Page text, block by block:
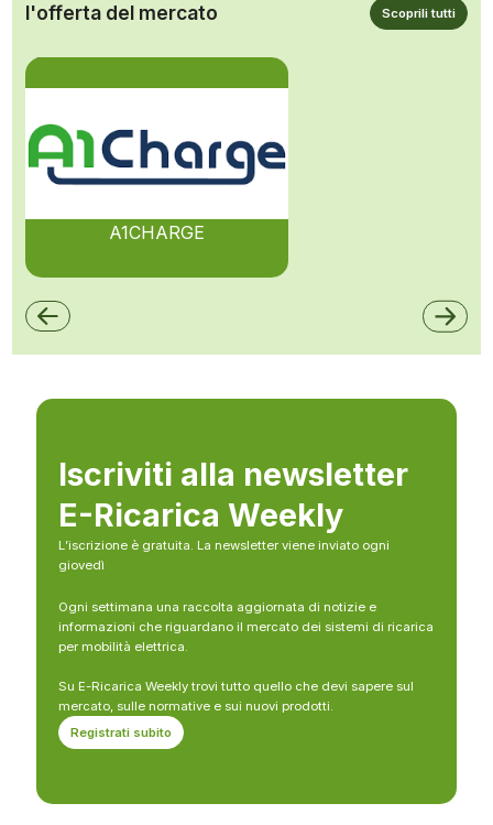
l'offerta del mercato Scoprili tutti
A1CHARGE
Iscriviti alla newsletter
E-Ricarica Weekly
L’iscrizione è gratuita. La newsletter viene inviato ogni
giovedì
Ogni settimana una raccolta aggiornata di notizie e
informazioni che riguardano il mercato dei sistemi di ricarica
per mobilità elettrica.
Su E-Ricarica Weekly trovi tutto quello che devi sapere sul
mercato, sulle normative e sui nuovi prodotti.
Registrati subito